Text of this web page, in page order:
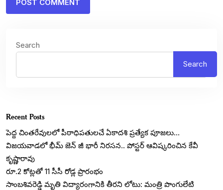
Search
Search
Recent Posts
పెద్ద చింతరేవులలో పీఠాధిపతులచే ఏకాదశి ప్రత్యేక పూజలు…
విజయవాడలో భీమ్ జెన్ జీ భారీ నిరసన.. పోస్టర్ ఆవిష్కరించిన కేవీ
కృష్ణారావు
రూ.2 కోట్లతో 11 సీసీ రోడ్ల ప్రారంభం
సాంబశివరెడ్డి మృతి విద్యారంగానికి తీరని లోటు: మంత్రి పొంగులేటి